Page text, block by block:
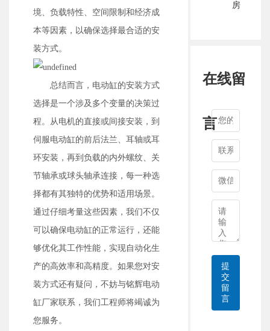
境、负载特性、空间限制和经济成
本等因素，以确保选择最合适的安
装方式。
总结而言，电动缸的安装方式
选择是一个涉及多个变量的决策过
程。从电机的直接或间接安装，到
伺服电动缸的前后法兰、耳轴或耳
环安装，再到负载的内外螺纹、关
节轴承或球头轴承连接，每一种选
择都有其独特的优势和适用场景。
通过仔细考量这些因素，我们不仅
可以确保电动缸的正常运行，还能
够优化其工作性能，实现自动化生
产的高效率和高精度。如果您对安
装方式还有疑问，不妨与铭辉电动
缸厂家联系，我们工程师将竭诚为
您服务。
房
在线留
言
提
交
留
言